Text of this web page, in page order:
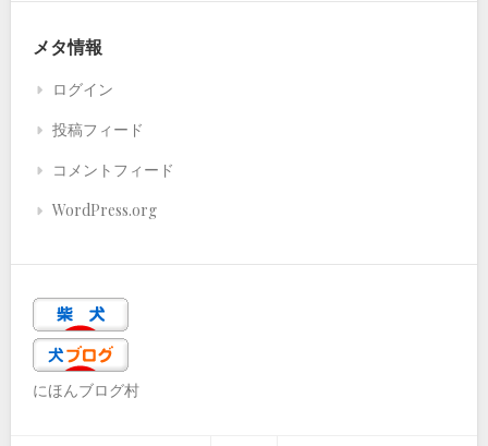
メタ情報
ログイン
投稿フィード
コメントフィード
WordPress.org
にほんブログ村